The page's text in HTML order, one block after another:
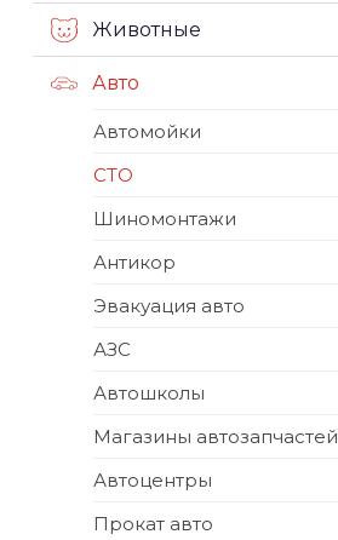
Животные
Авто
Автомойки
СТО
Шиномонтажи
Антикор
Эвакуация авто
АЗС
Автошколы
Магазины автозапчастей
Автоцентры
Прокат авто